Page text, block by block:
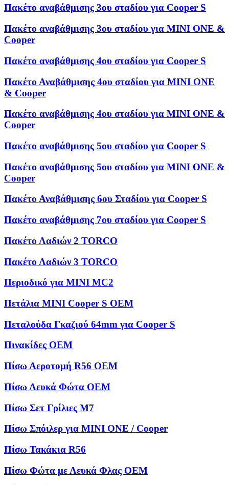
Πακέτο αναβάθμισης 3ου σταδίου για Cooper S
Πακέτο αναβάθμισης 3ου σταδίου για MINI ONE &
Cooper
Πακέτο αναβάθμισης 4ου σταδίου για Cooper S
Πακέτο Αναβάθμισης 4ου σταδίου για MINI ONE
& Cooper
Πακέτο αναβάθμισης 4ου σταδίου για MINI ONE &
Cooper
Πακέτο αναβάθμισης 5ου σταδίου για Cooper S
Πακέτο αναβάθμισης 5ου σταδίου για MINI ONE &
Cooper
Πακέτο Αναβάθμισης 6ου Σταδίου για Cooper S
Πακέτο αναβάθμισης 7ου σταδίου για Cooper S
Πακέτο Λαδιών 2 TORCO
Πακέτο Λαδιών 3 TORCO
Περιοδικό για MINI MC2
Πετάλια MINI Cooper S OEM
Πεταλούδα Γκαζιού 64mm για Cooper S
Πινακίδες OEM
Πίσω Αεροτομή R56 OEM
Πίσω Λευκά Φώτα OEM
Πίσω Σετ Γρίλιες M7
Πίσω Σπόιλερ για MINI ONE / Cooper
Πίσω Τακάκια R56
Πίσω Φώτα με Λευκά Φλας OEM